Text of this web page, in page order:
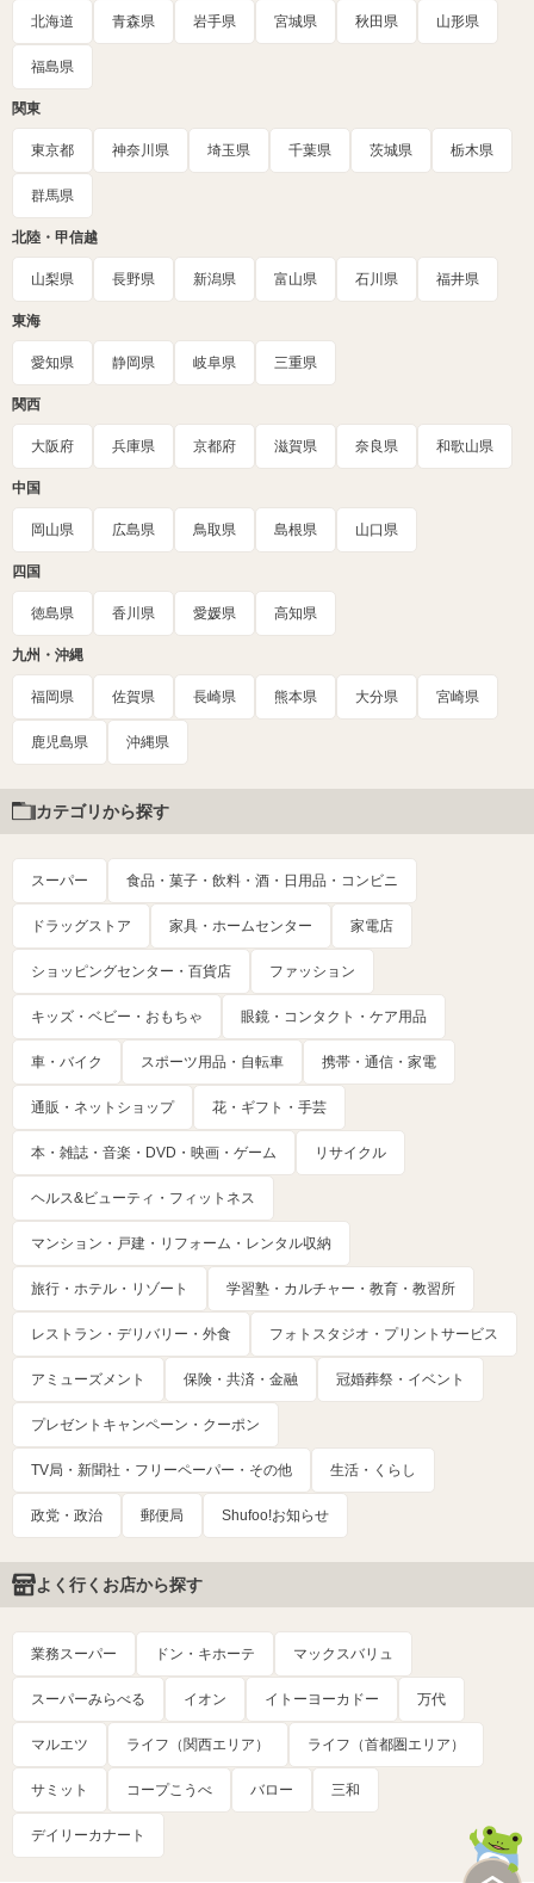
北海道 青森県 岩手県 宮城県 秋田県 山形県
福島県
関東
東京都 神奈川県 埼玉県 千葉県 茨城県 栃木県
群馬県
北陸・甲信越
山梨県 長野県 新潟県 富山県 石川県 福井県
東海
愛知県 静岡県 岐阜県 三重県
関西
大阪府 兵庫県 京都府 滋賀県 奈良県 和歌山県
中国
岡山県 広島県 鳥取県 島根県 山口県
四国
徳島県 香川県 愛媛県 高知県
九州・沖縄
福岡県 佐賀県 長崎県 熊本県 大分県 宮崎県
鹿児島県 沖縄県
カテゴリから探す
スーパー 食品・菓子・飲料・酒・日用品・コンビニ
ドラッグストア 家具・ホームセンター 家電店
ショッピングセンター・百貨店 ファッション
キッズ・ベビー・おもちゃ 眼鏡・コンタクト・ケア用品
車・バイク スポーツ用品・自転車 携帯・通信・家電
通販・ネットショップ 花・ギフト・手芸
本・雑誌・音楽・DVD・映画・ゲーム リサイクル
ヘルス&ビューティ・フィットネス
マンション・戸建・リフォーム・レンタル収納
旅行・ホテル・リゾート 学習塾・カルチャー・教育・教習所
レストラン・デリバリー・外食 フォトスタジオ・プリントサービス
アミューズメント 保険・共済・金融 冠婚葬祭・イベント
プレゼントキャンペーン・クーポン
TV局・新聞社・フリーペーパー・その他 生活・くらし
政党・政治 郵便局 Shufoo!お知らせ
よく行くお店から探す
業務スーパー ドン・キホーテ マックスバリュ
スーパーみらべる イオン イトーヨーカドー 万代
マルエツ ライフ（関西エリア） ライフ（首都圏エリア）
サミット コープこうべ バロー 三和
デイリーカナート